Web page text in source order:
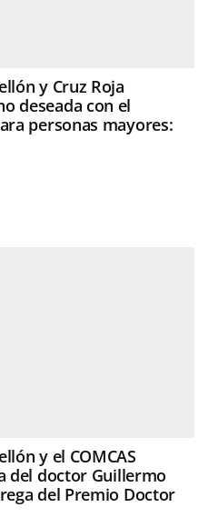
y Cruz Roja
deseada con el
personas mayores:
y el COMCAS
del doctor Guillermo
del Premio Doctor